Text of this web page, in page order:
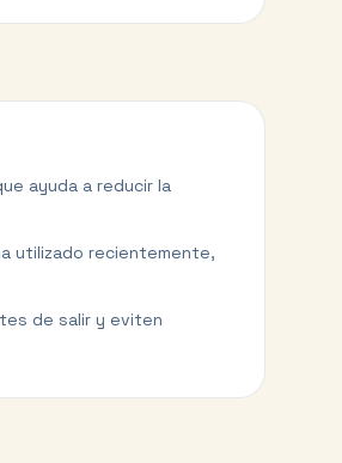
ayuda a reducir la
utilizado recientemente,
de salir y eviten